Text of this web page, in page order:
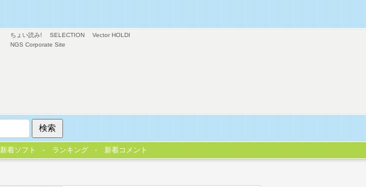
ちょい読み! SELECTION
Vector HOLDI
NGS Corporate Site
新着ソフト ランキング 新着コメント